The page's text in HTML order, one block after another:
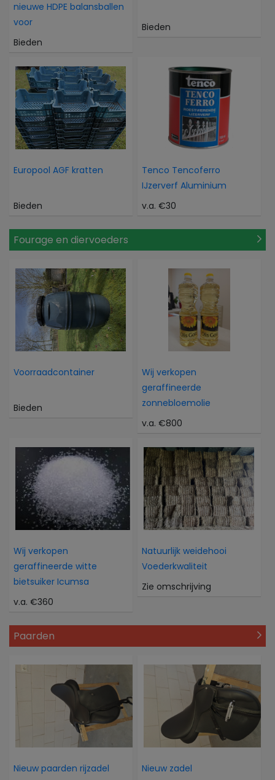
nieuwe HDPE balansballen
voor
Bieden
Bieden
Europool AGF kratten
Bieden
Tenco Tencoferro
IJzerverf Aluminium
v.a. €30
Fourage en diervoeders
Voorraadcontainer
Bieden
Wij verkopen
geraffineerde
zonnebloemolie
v.a. €800
Wij verkopen
geraffineerde witte
bietsuiker Icumsa
v.a. €360
Natuurlijk weidehooi
Voederkwaliteit
Zie omschrijving
Paarden
Nieuw paarden rijzadel Nieuw zadel